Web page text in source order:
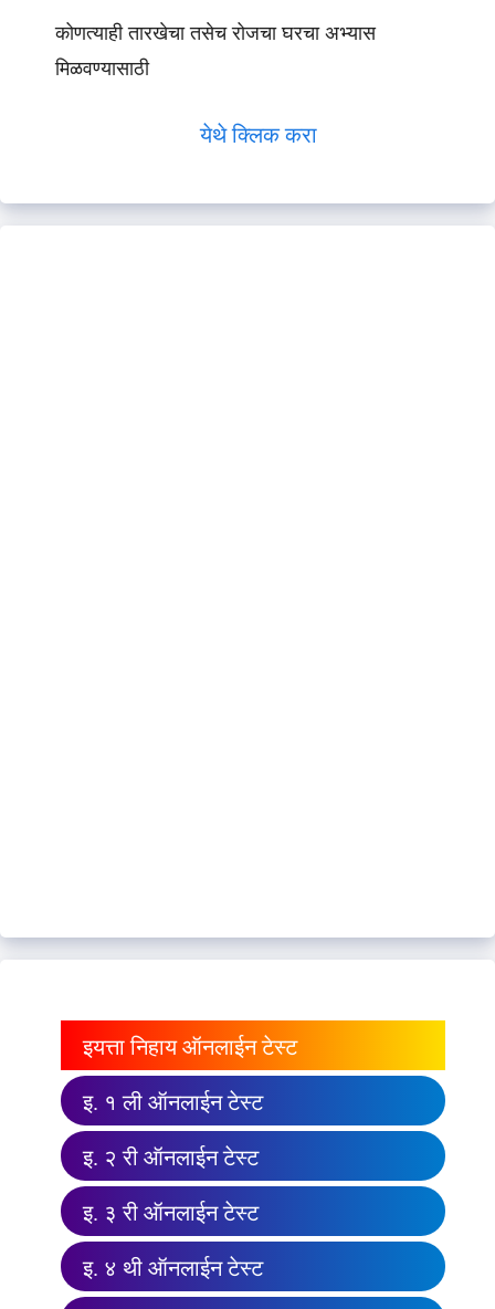
कोणत्याही तारखेचा तसेच रोजचा घरचा अभ्यास
मिळवण्यासाठी
येथे क्लिक करा
इयत्ता निहाय ऑनलाईन टेस्ट
इ. १ ली ऑनलाईन टेस्ट
इ. २ री ऑनलाईन टेस्ट
इ. ३ री ऑनलाईन टेस्ट
इ. ४ थी ऑनलाईन टेस्ट